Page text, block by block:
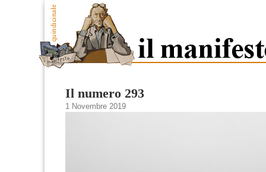
Il numero 293
1 Novembre 2019